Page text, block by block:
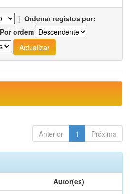
| Ordenar registos por:
Por ordem
Anterior 1 Próxima
Autor(es)